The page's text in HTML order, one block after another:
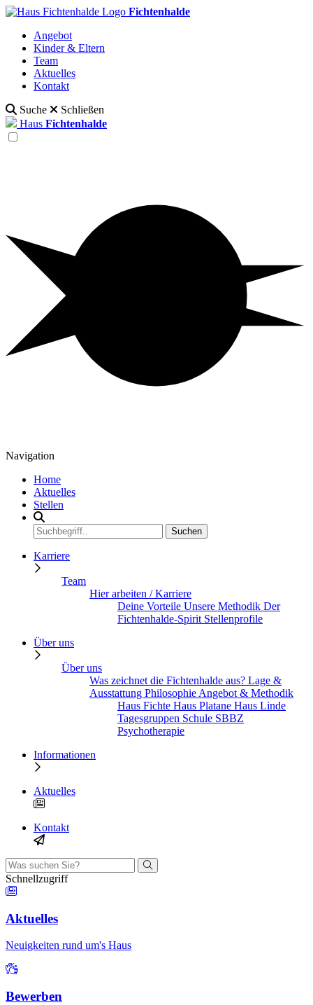
Fichtenhalde
Angebot
Kinder & Eltern
Team
Aktuelles
Kontakt
Suche
Schließen
Haus Fichtenhalde
Navigation
Home
Aktuelles
Stellen
Karriere
Team
Hier arbeiten / Karriere
Deine Vorteile Unsere Methodik Der
Fichtenhalde-Spirit Stellenprofile
Über uns
Über uns
Was zeichnet die Fichtenhalde aus? Lage &
Ausstattung Philosophie Angebot & Methodik
Haus Fichte Haus Platane Haus Linde
Tagesgruppen Schule SBBZ
Psychotherapie
Informationen
Aktuelles
Kontakt
Schnellzugriff
Aktuelles
Neuigkeiten rund um's Haus
Bewerben